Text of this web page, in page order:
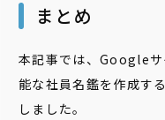
まとめ
本記事では、Googleサ
能な社員名鑑を作成す
しました。